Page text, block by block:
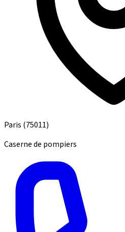
Paris (75011)
Caserne de pompiers